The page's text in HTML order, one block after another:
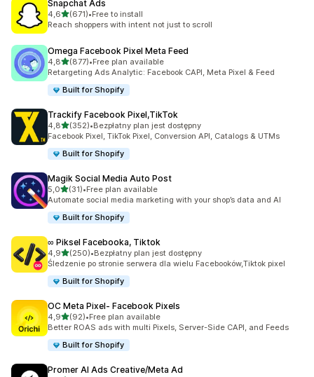
Snapchat Ads
4,6na 5 gwiazdek
(671)
Łączna liczba recenzji: 671
•Free to install
Reach shoppers with intent not just to scroll
Omega Facebook Pixel Meta Feed
4,8na 5 gwiazdek
(877)
Łączna liczba recenzji: 877
•Free plan available
Retargeting Ads Analytic: Facebook CAPI, Meta Pixel & Feed
Built for Shopify
Trackify Facebook Pixel,TikTok
4,8na 5 gwiazdek
(352)
Łączna liczba recenzji: 352
•Bezpłatny plan jest dostępny
Facebook Pixel, TikTok Pixel, Conversion API, Catalogs & UTMs
Built for Shopify
Magik Social Media Auto Post
5,0na 5 gwiazdek
(31)
Łączna liczba recenzji: 31
•Free plan available
Automate social media marketing with your shop’s data and AI
Built for Shopify
∞ Piksel Facebooka, Tiktok
4,9na 5 gwiazdek
(250)
Łączna liczba recenzji: 250
•Bezpłatny plan jest dostępny
Śledzenie po stronie serwera dla wielu Facebooków,Tiktok pixel
Built for Shopify
OC Meta Pixel‑ Facebook Pixels
4,9na 5 gwiazdek
(92)
Łączna liczba recenzji: 92
•Free plan available
Better ROAS ads with multi Pixels, Server-Side CAPI, and Feeds
Built for Shopify
Promer AI Ads Creative/Meta Ad